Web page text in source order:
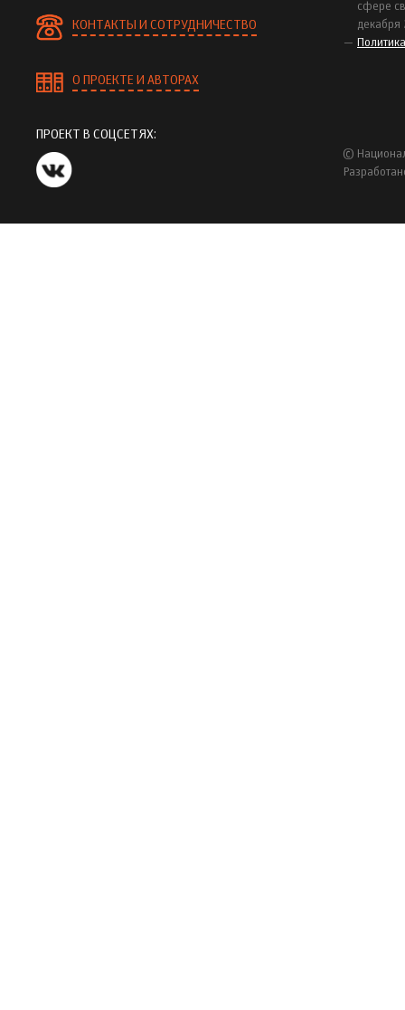
КОНТАКТЫ И СОТРУДНИЧЕСТВО
О ПРОЕКТЕ И АВТОРАХ
сфере
декабря
ПРОЕКТ В СОЦСЕТЯХ:
©